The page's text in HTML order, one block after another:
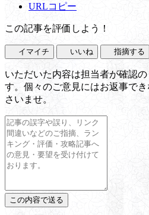
URLコピー
この記事を評価しよう！
イマイチ いいね 指摘する
いただいた内容は担当者が確認
す。個々のご意見にはお返事で
さいませ。